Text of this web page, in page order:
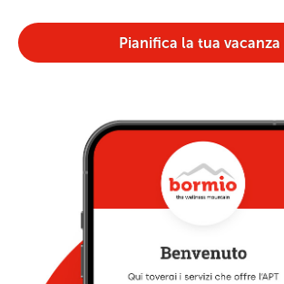
Pianifica la tua vacanza